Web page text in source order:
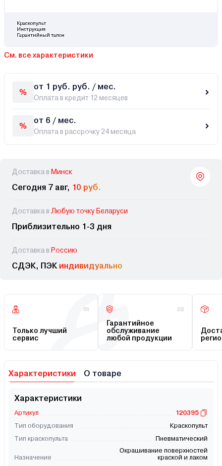
Краскопульт
Инструкция
Гарантийный талон
См. все характеристики
от 1 руб. руб. / мес.
Оплата в кредит 12 месяцев
от 6 / мес.
Оплата в рассрочку 24 месяца
Доставка в Минск
Сегодня 7 авг, 10 руб.
Доставка в Любую точку Беларуси
Приблизительно 1-3 дня
Доставка в Россию
СДЭК, ПЭК индивидуально
01
Только лучший
сервис
02
Гарантийное
обслуживание
любой продукции
Характеристики О товаре
Характеристики
Артикул
120395
Тип оборудования
Краскопульт
Тип краскопульта
Пневматический
Назначение
Окрашивание поверхностей
краской и лаком